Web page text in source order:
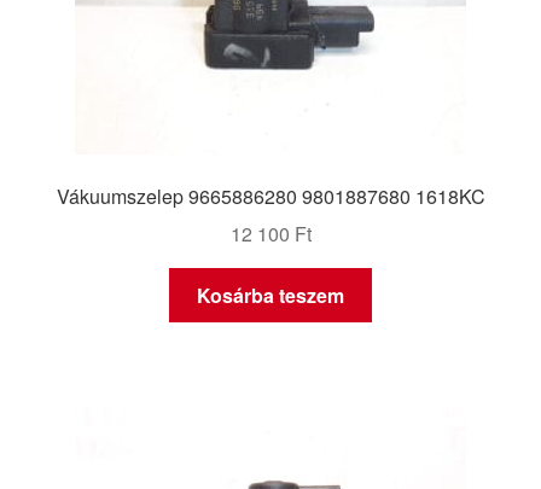
Vákuumszelep 9665886280 9801887680 1618KC
12 100 Ft
Kosárba teszem